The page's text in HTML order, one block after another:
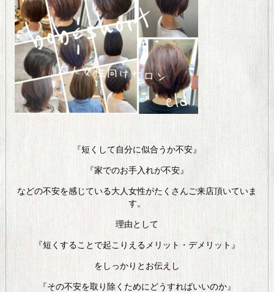
『短くして自分に似合うか不安』
『家でのお手入れが不安』
などの不安を感じている大人女性がたくさんご来店頂いていま
す。
理由として
『短くすることで起こりえるメリット・デメリット』
をしっかりとお伝えし
『その不安を取り除くためにどうすればいいのか』